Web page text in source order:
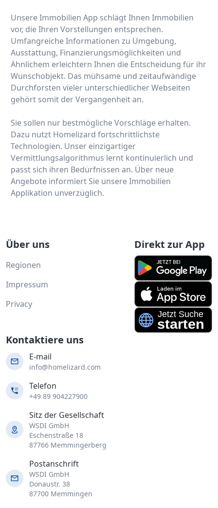
Unsere Immobilien App schlägt Ihnen Immobilien
vor, die Ihren Vorstellungen entsprechen.
Umfangreiche Informationen zu Umgebung,
Ausstattung, Finanzierungsmöglichkeiten und
Ähnlichem erleichtern Ihnen die Entscheidung für ihr
Wunschobjekt. Das mühsame und zeitaufwändige
Durchforsten vieler unterschiedlicher Webseiten
gehört somit der Vergangenheit an.
Sie sollen nur bestmögliche Vorschläge erhalten.
Dazu nutzt Homelizard fortschrittlichste
Technologien. Unser einzigartiger
Vermittlungsalgorithmus lernt kontinuierlich und
passt sich ihren Bedürfnissen an. Über neue
Angebote informiert Sie unsere Immobilien
Applikation unverzüglich.
Über uns
Regionen
Impressum
Privacy
Direkt zur App
Kontaktiere uns
E-mail
info@homelizard.com
Telefon
+49 89 904227900
Sitz der Gesellschaft
WSDI GmbH
Eschenstraße 18
87766 Memmingerberg
Postanschrift
WSDI GmbH
Donaustr. 38
87700 Memmingen